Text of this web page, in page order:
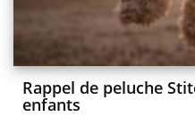
Rappel de peluche
enfants